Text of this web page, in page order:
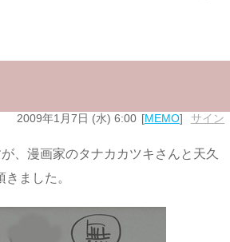
2009年1月7日 (水) 6:00 MEMO サイン
、漫画家のタナカカツキさんと天久
ました。